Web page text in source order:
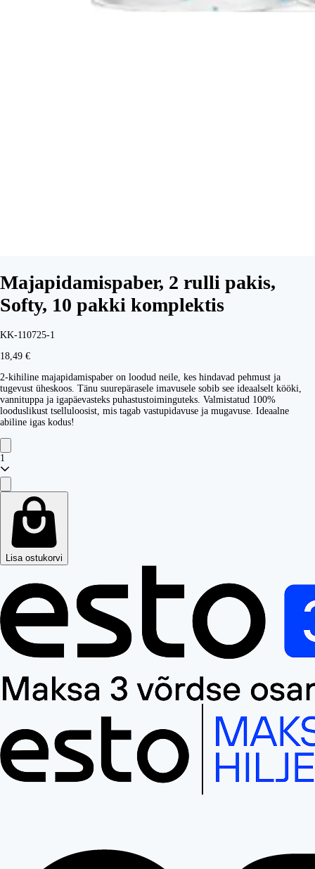
Majapidamispaber, 2 rulli pakis,
Softy, 10 pakki komplektis
KK-110725-1
18,49 €
2-kihiline majapidamispaber on loodud neile, kes hindavad pehmust ja
tugevust üheskoos. Tänu suurepärasele imavusele sobib see ideaalselt kööki,
vannituppa ja igapäevasteks puhastustoiminguteks. Valmistatud 100%
looduslikust tselluloosist, mis tagab vastupidavuse ja mugavuse. Ideaalne
abiline igas kodus!
1
Lisa ostukorvi